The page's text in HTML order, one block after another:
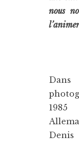
nous
Dans